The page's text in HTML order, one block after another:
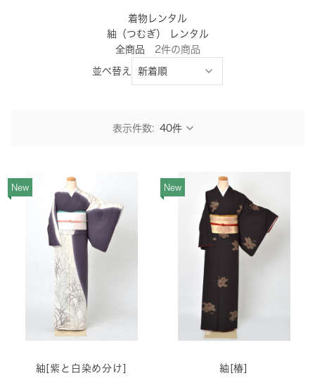
着物レンタル
紬（つむぎ） レンタル
全商品
2件の商品
並べ替え
表示件数:
New
紬[紫と白染め分け]
New
紬[椿]